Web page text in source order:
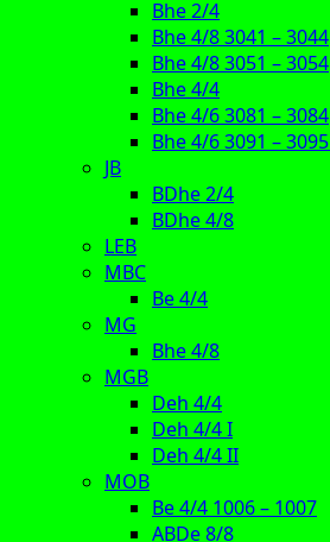
Bhe 2/4
Bhe 4/8 3041 – 3044
Bhe 4/8 3051 – 3054
Bhe 4/4
Bhe 4/6 3081 – 3084
Bhe 4/6 3091 –
JB
BDhe 2/4
BDhe 4/8
LEB
MBC
Be 4/4
MG
Bhe 4/8
MGB
Deh 4/4
Deh 4/4 I
Deh 4/4 II
MOB
Be 4/4 1006 – 1007
ABDe 8/8